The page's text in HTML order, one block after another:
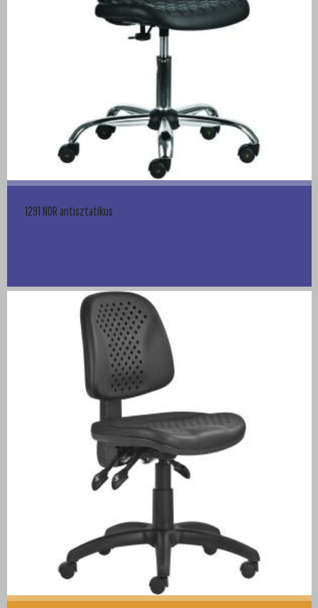
1291 NOR antisztatikus